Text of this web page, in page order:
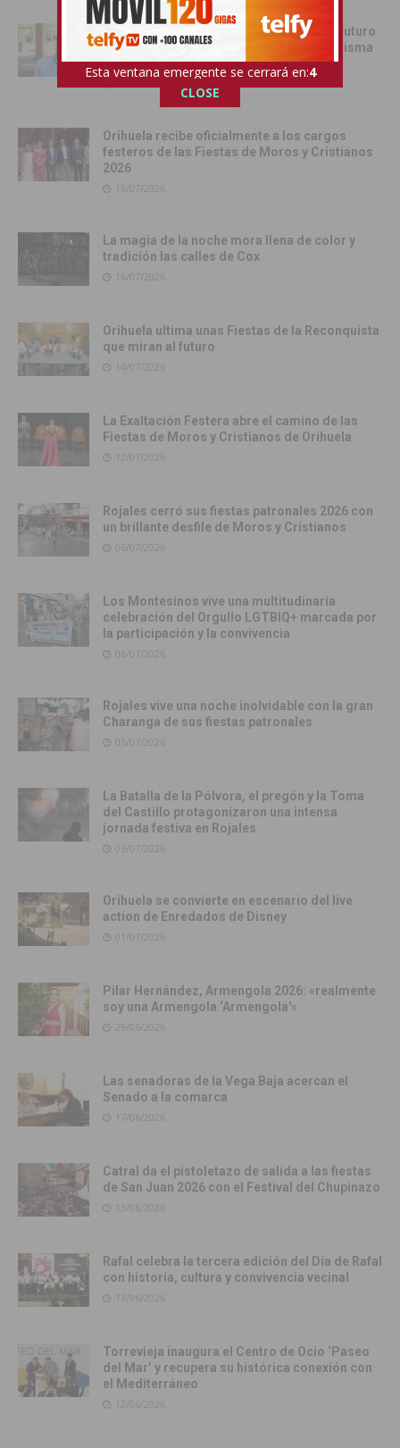
Juan Martínez Tomé: «Orihuela tiene un futuro
esplendoroso si todos remamos en la misma
dirección»
Orihuela recibe oficialmente a los cargos
festeros de las Fiestas de Moros y Cristianos
2026
16/07/2026
La magia de la noche mora llena de color y
tradición las calles de Cox
16/07/2026
Orihuela ultima unas Fiestas de la Reconquista
que miran al futuro
14/07/2026
La Exaltación Festera abre el camino de las
Fiestas de Moros y Cristianos de Orihuela
12/07/2026
Rojales cerró sus fiestas patronales 2026 con
un brillante desfile de Moros y Cristianos
06/07/2026
Los Montesinos vive una multitudinaria
celebración del Orgullo LGTBIQ+ marcada por
la participación y la convivencia
06/07/2026
Rojales vive una noche inolvidable con la gran
Charanga de sus fiestas patronales
05/07/2026
La Batalla de la Pólvora, el pregón y la Toma
del Castillo protagonizaron una intensa
jornada festiva en Rojales
03/07/2026
Orihuela se convierte en escenario del live
action de Enredados de Disney
01/07/2026
Pilar Hernández, Armengola 2026: «realmente
soy una Armengola ‘Armengola'»
29/06/2026
Las senadoras de la Vega Baja acercan el
Senado a la comarca
17/06/2026
Catral da el pistoletazo de salida a las fiestas
de San Juan 2026 con el Festival del Chupinazo
13/06/2026
Rafal celebra la tercera edición del Día de Rafal
con historia, cultura y convivencia vecinal
13/06/2026
Torrevieja inaugura el Centro de Ocio ‘Paseo
del Mar’ y recupera su histórica conexión con
el Mediterráneo
12/06/2026
Esta ventana emergente se cerrará en:2
CLOSE